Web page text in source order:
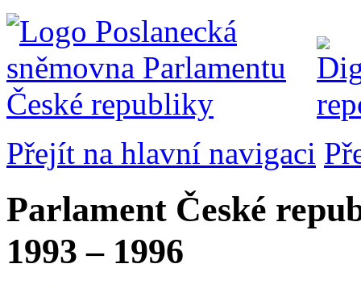
Přejít na hlavní navigaci
Parlament České
1993 – 1996